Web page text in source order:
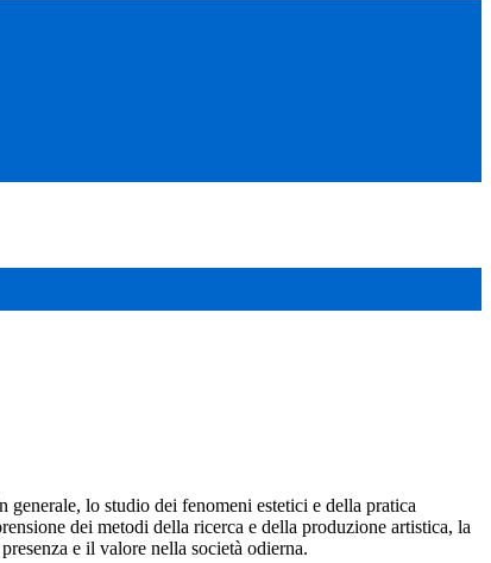
lo studio dei fenomeni estetici e della pratica
dei metodi della ricerca e della produzione artistica, la
e il valore nella società odierna.